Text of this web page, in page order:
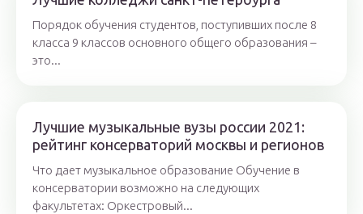
Порядок обучения студентов, поступивших после 8
класса 9 классов основного общего образования –
это...
Лучшие музыкальные вузы россии 2021:
рейтинг консерваторий москвы и регионов
Что дает музыкальное образование Обучение в
консерватории возможно на следующих
факультетах: Оркестровый...